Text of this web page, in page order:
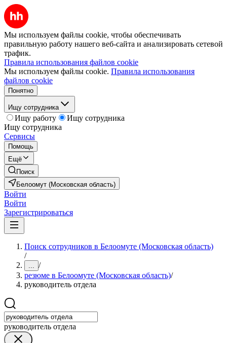
Мы используем файлы cookie, чтобы обеспечивать
правильную работу нашего веб-сайта и анализировать сетевой
трафик.
Правила использования файлов cookie
Мы используем файлы cookie. Правила использования
файлов cookie
Понятно
Ищу сотрудника
Ищу работу
Ищу сотрудника
Ищу сотрудника
Сервисы
Помощь
Ещё
Поиск
Белоомут (Московская область)
Войти
Войти
Зарегистрироваться
Поиск сотрудников в Белоомуте (Московская область)
/
... /
резюме в Белоомуте (Московская область)/
руководитель отдела
руководитель отдела